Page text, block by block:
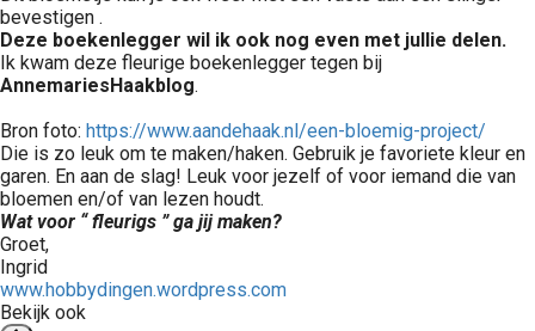
bevestigen .
Deze boekenlegger wil ik ook nog even met jullie delen.
Ik kwam deze fleurige boekenlegger tegen bij
AnnemariesHaakblog.
Bron foto: https://www.aandehaak.nl/een-bloemig-project/
Die is zo leuk om te maken/haken. Gebruik je favoriete kleur en
garen. En aan de slag! Leuk voor jezelf of voor iemand die van
bloemen en/of van lezen houdt.
Wat voor “ fleurigs ” ga jij maken?
Groet,
Ingrid
www.hobbydingen.wordpress.com
Bekijk ook